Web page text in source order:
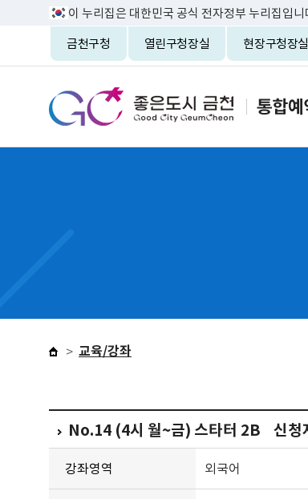
이 누리집은 대한민국 공식 전자정부 누리집입니
금천구청 열린구청장실 현장구청장실
교육/강좌
No.14 (4시 월~금) 스타터 2B 신청
강좌영역 외국어